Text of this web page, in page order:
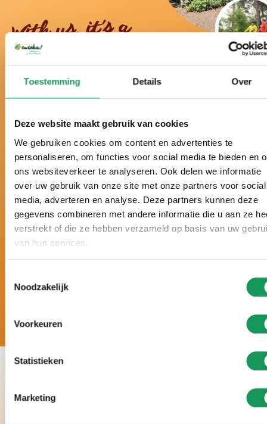
Toestemming Details Over
Deze website maakt gebruik van cookies
We gebruiken cookies om content en advertenties te
personaliseren, om functies voor social media te bieden en
ons websiteverkeer te analyseren. Ook delen we informatie
over uw gebruik van onze site met onze partners voor social
media, adverteren en analyse. Deze partners kunnen deze
gegevens combineren met andere informatie die u aan ze
verstrekt of die ze hebben verzameld op basis van uw
van hun services.
Noodzakelijk
Voorkeuren
Statistieken
Marketing
With us, it's a
real holiday!
nature of Twente.
Voted best holiday park in the Netherlands for
many years.
Awarded six times with a gold Zoover Award
(Largest Dutch review site) and rated with a 9.8+.
Tailor-made holidays, with a personal approach
and entirely according to your wishes.
5 star luxury: large forest houses, modern
furnishings, plenty of wellness options and plenty